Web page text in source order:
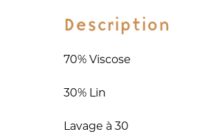
Description
70% Viscose
30% Lin
Lavage à 30